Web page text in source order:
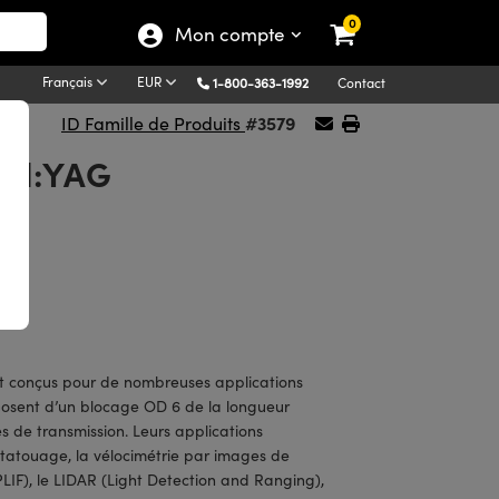
Mon compte 0
Français EUR 1-800-363-1992 Contact
ID Famille de Produits #3579
conçus pour de nombreuses applications
d’un blocage OD 6 de la longueur
de transmission. Leurs applications
la vélocimétrie par images de
le LIDAR (Light Detection and Ranging),